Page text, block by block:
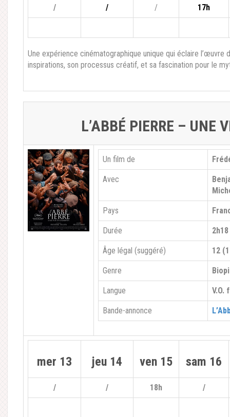
/ / / 17h
Une expérience cinématographique unique qui éclaire l’œuvre
inspirations, son processus créatif, et sa fascination pour le
L’ABBÉ PIERRE – UNE
Un film de
Avec
Pays
Durée 2h18
Âge légal (suggéré) 12
Genre
Langue V.O.
Bande-annonce
mer 13 jeu 14 ven 15 sam 16
/ / 18h /